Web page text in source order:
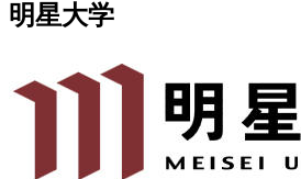
明星大学